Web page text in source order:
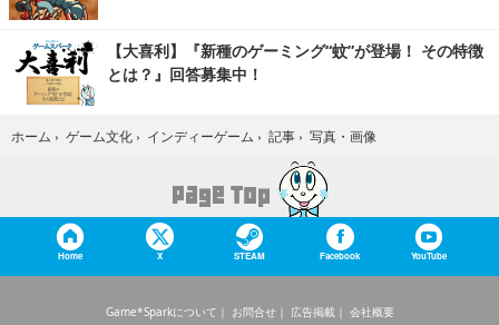
【大喜利】『新種のゲーミング“蚊”が登場！ その特徴
とは？』回答募集中！
ホーム › ゲーム文化 › インディーゲーム › 記事 › 写真・画像
Home X STEAM Facebook YouTube
Game*Sparkについて お問合せ 広告掲載
会社概要